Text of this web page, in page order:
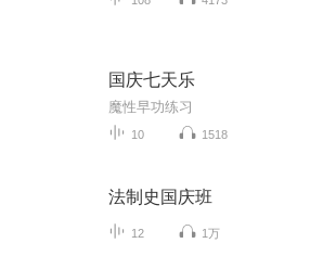
国庆七天乐
魔性早功练习
10 1518
法制史国庆班
12 1万